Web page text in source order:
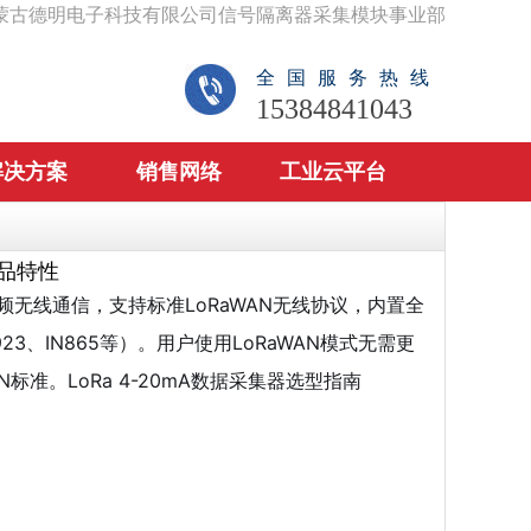
古德明电子科技有限公司信号隔离器采集模块事业部
全国服务热线
15384841043
方案 销售网络 工业云平台
特性
线通信，支持标准LoRaWAN无线协议，内置全
、IN865等）。用户使用LoRaWAN模式无需更
标准。LoRa 4-20mA数据采集器选型指南